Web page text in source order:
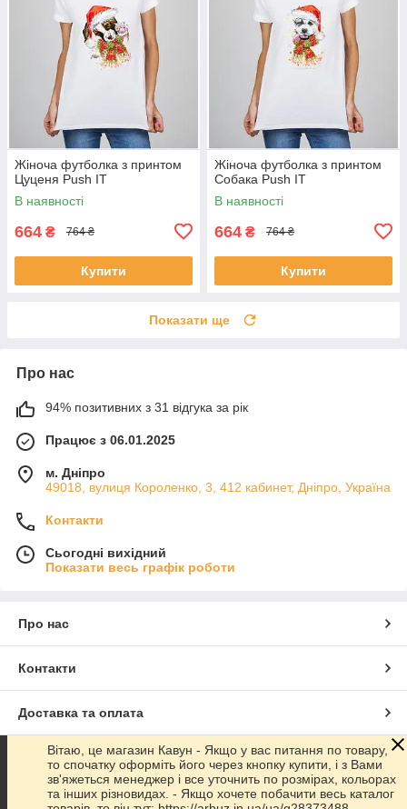
Жіноча футболка з принтом
Цуценя Push IT
В наявності
664 ₴ 764 ₴
Купити
Жіноча футболка з принтом
Собака Push IT
В наявності
664 ₴ 764 ₴
Купити
Показати ще
Про нас
94% позитивних з 31 відгука за рік
Працює з 06.01.2025
м. Дніпро
49018, вулиця Короленко, 3, 412 кабинет, Дніпро, Україна
Контакти
Сьогодні вихідний
Показати весь графік роботи
Про нас
Контакти
Доставка та оплата
Графік роботи
Повна версія сайту
Вітаю, це магазин Кавун - Якщо у вас питання по товару,
то спочатку оформіть його через кнопку купити, і з Вами
зв'яжеться менеджер і все уточнить по розмірах, кольорах
та інших різновидах. - Якщо хочете побачити весь каталог